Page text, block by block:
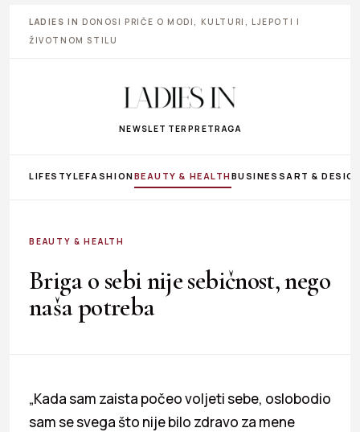
LADIES IN DONOSI PRIČE O MODI, KULTURI, LJEPOTI I
ŽIVOTNOM STILU
NEWSLETTER PRETRAGA
LIFESTYLEFASHIONBEAUTY & HEALTHBUSINESS ART &
BEAUTY & HEALTH
Briga o sebi nije sebičnost, nego
naša potreba
„Kada sam zaista počeo voljeti sebe, oslobodio
sam se svega što nije bilo zdravo za mene